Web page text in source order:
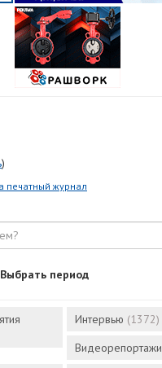
)
печатный журнал
Выбрать период
Интервью (1372)
Видеорепортажи